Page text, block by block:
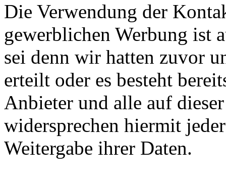
Die Verwendung der
gewerblichen Werbung ist
sei denn wir hatten zuvor
erteilt oder es besteht
Anbieter und alle auf
widersprechen hiermit
Weitergabe ihrer Daten.